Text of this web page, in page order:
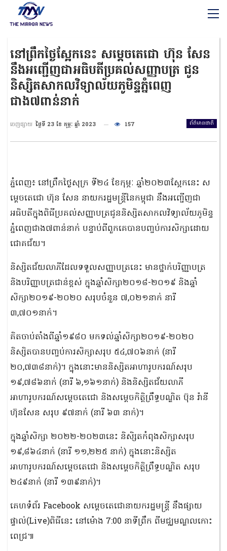
នៅព្រឹកថ្ងៃស្អែកនេះ សម្តេចតេជោ ហ៊ុន សែន
នឹងអញ្ជើញជាអធិបតីប្រគល់សញ្ញាបត្រ ជូន
និស្សិតសាកលវិទ្យាល័យ​ភូមិន្ទភ្នំពេញ
ជាង៧ពាន់នាក់
ព័ត៌មានជាតិ
ចេញផ្សាយ ថ្ងៃទី 23 ខែ កុម្ភៈ ឆ្នាំ 2023 157
ភ្នំពេញ៖ នៅព្រឹកថ្ងៃសុក្រ ទី២៤ ខែកុម្ភៈ ឆ្នាំ២០២៣ស្អែកនេះ ស
ម្តេចតេជោ ហ៊ុន សែន នាយករដ្ឋមន្ត្រីនៃកម្ពុជា នឹងអញ្ជើញជា
អធិបតីក្នុងពិធីប្រគល់សញ្ញាបត្រជូននិស្សិត​សាកលវិទ្យាល័យ​ភូមិន្ទ
ភ្នំពេញជាង៧ពាន់នាក់ បន្ទាប់ពីពួកគេបានបញ្ចប់ការសិក្សាដោយ
ជោគជ័យ។
និស្សិតជ័យលាភីដែលទទួលសញ្ញាបត្រនេះ មានថ្នាក់បរិញ្ញាបត្រ
និងបរិញ្ញាបត្រជាន់ខ្ពស់ ក្នុងឆ្នាំសិក្សា២០១៨-២០១៩ និងឆ្នាំ
សិក្សា២០១៩-២០២០ សរុបចំនួន ៧,០២១នាក់ នារី
៣,៧០១នាក់។
គិតចាប់តាំងពីឆ្នាំ១៩៨០ មកទល់ឆ្នាំសិក្សា២០១៩-២០២០
និស្សិតបាន​បញ្ចប់ការសិក្សាសរុប ៥៤,៧០៦នាក់ (នារី
២០,៧៣៨នាក់)។ ក្នុងនោះមាននិស្សិត​អាហារូបករណ៍​សរុប
១៩,៧៨៦នាក់ (នារី ៦,១៦១នាក់) និងនិស្សិតជ័យលាភី
អាហារូបករណ៍សម្តេចតេជោ និងសម្តេចកិត្តិព្រឹទ្ធបណ្ឌិត ប៊ុន រ៉ានី
ហ៊ុនសែន សរុប ៩៧នាក់ (នារី ៦៣ នាក់)។
ក្នុងឆ្នាំសិក្សា ២០២២-២០២៣នេះ និសិ្សតកំពុងសិក្សាសរុប
១៩,៨៦៤នាក់ (នារី ១១,២២៥ នាក់) ក្នុងនោះនិស្សិត
អាហារូបករណ៍សម្តេចតេជោ និងសម្តេចកិត្តិព្រឹទ្ធបណ្ឌិត សរុប
២៤៩នាក់ (នារី ១៣៩នាក់)។
គេហទំព័រ Facebook សម្ដេចតេជោនាយករដ្ឋមន្ត្រី នឹងផ្សាយ
ផ្ទាល់(Live)ពិធីនេះ នៅម៉ោង 7:00 នាទីព្រឹក ពីមជ្ឈមណ្ឌលកោះ
ពេជ្រ៕